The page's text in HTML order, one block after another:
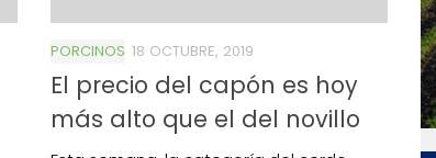
PORCINOS 18 OCTUBRE, 2019
El precio del capón es hoy
más alto que el del novillo